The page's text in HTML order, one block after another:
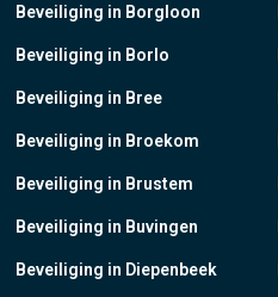
Beveiliging in Borgloon
Beveiliging in Borlo
Beveiliging in Bree
Beveiliging in Broekom
Beveiliging in Brustem
Beveiliging in Buvingen
Beveiliging in Diepenbeek